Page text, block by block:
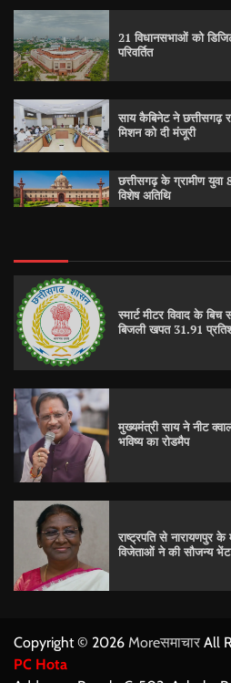
21 विधानसभाओं को
परिवर्तित
साय कैबिनेट ने छत्तीसगढ़
मिशन को दी मंजूरी
छत्तीसगढ़ के ग्रामीण युवा
विशेष अतिथि
स्मार्ट मीटर विवाद के
बिजली खपत 31.91
मुख्यमंत्री साय ने नीट
भविष्य का रोडमैप
राष्ट्रपति से नारायणपुर
विजेताओं ने की सौजन्य भेंट
Copyright © 2026 Moreसमाचार All
PC Hota